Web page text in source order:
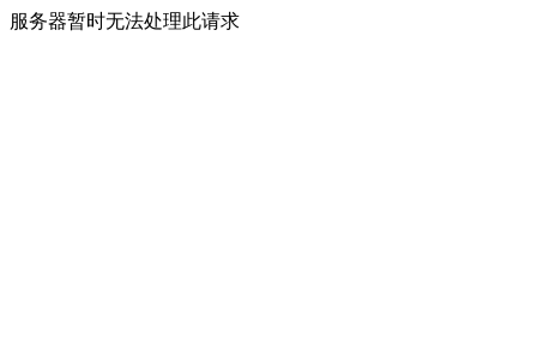
服务器暂时无法处理此请求